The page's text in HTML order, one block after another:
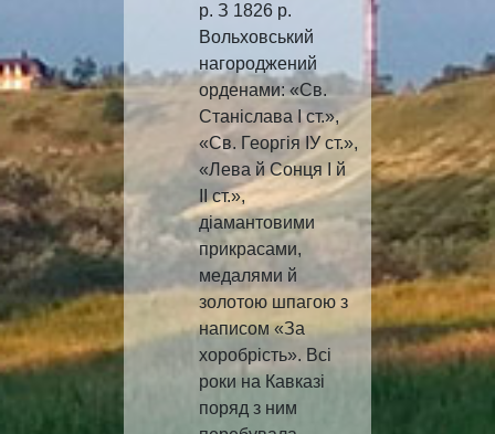
р. З 1826 р.
Вольховський
нагороджений
орденами: «Св.
Станіслава І ст.»,
«Св. Георгія ІУ ст.»,
«Лева й Сонця І й
ІІ ст.»,
діамантовими
прикрасами,
медалями й
золотою шпагою з
написом «За
хоробрість». Всі
роки на Кавказі
поряд з ним